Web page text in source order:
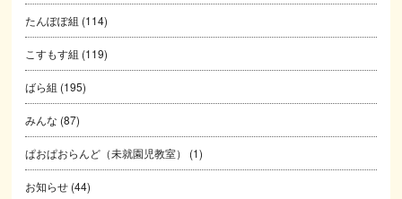
たんぽぽ組 (114)
こすもす組 (119)
ばら組 (195)
みんな (87)
ぱおぱおらんど（未就園児教室） (1)
お知らせ (44)